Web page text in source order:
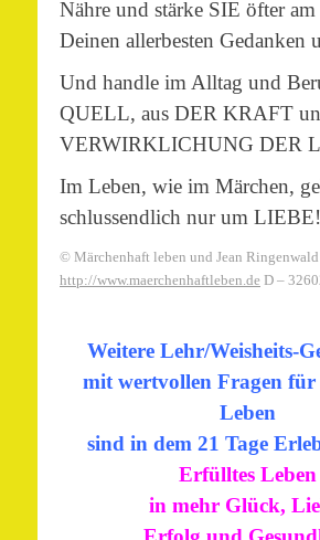
Nähre und stärke SIE öfter
Deinen allerbesten Gedanken
Und handle im Alltag und
QUELL, aus DER KRAFT
VERWIRKLICHUNG DER
Im Leben, wie im Märchen,
schlussendlich nur um LIEBE!
© Märchenhaft leben und Jean Ringenwald
http://www.maerchenhaftleben.de D –
Weitere Lehr/Weisheits-
mit wertvollen Fragen für
Leben
sind in dem 21 Tage
Erfülltes Leben
in mehr Glück,